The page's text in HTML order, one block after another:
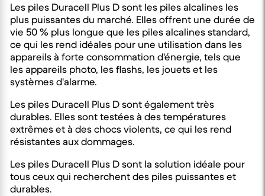
Les piles Duracell Plus D sont les piles alcalines les
plus puissantes du marché. Elles offrent une durée de
vie 50 % plus longue que les piles alcalines standard,
ce qui les rend idéales pour une utilisation dans les
appareils à forte consommation d'énergie, tels que
les appareils photo, les flashs, les jouets et les
systèmes d'alarme.
Les piles Duracell Plus D sont également très
durables. Elles sont testées à des températures
extrêmes et à des chocs violents, ce qui les rend
résistantes aux dommages.
Les piles Duracell Plus D sont la solution idéale pour
tous ceux qui recherchent des piles puissantes et
durables.